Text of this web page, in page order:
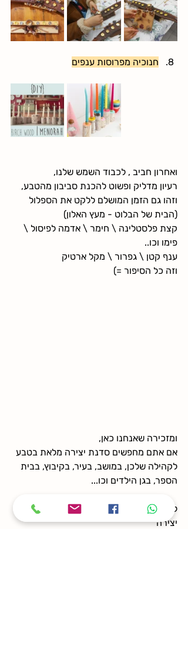
חנוכיה מפרוסות ענפים
ואחרון חביב , לכבוד השמש שלנו,
רעיון מדליק ופשוט להכנת סביבון מהטבע,
וזהו גם הזמן המושלם ללקט את הספלול
(הבית של הבלוט - מעץ האלון)
קצת פלסטלינה \ חימר \ אדמה לפיסול \
פימו וכו..
ענף קטן \ גפרור \ מקל ארטיק
וזה כל הסיפור =)
ומזכירה שאנחנו כאן,
אם אתם מחפשים סדנת יצירה מלאת בטבע
לקהילה שלכן, במושב, בעיר, בקיבוץ, בבית
הספר, בגן הילדים וכו...
לכבוד חנוכה יש לנו מגוון סדנאות ועמדות
יצירה